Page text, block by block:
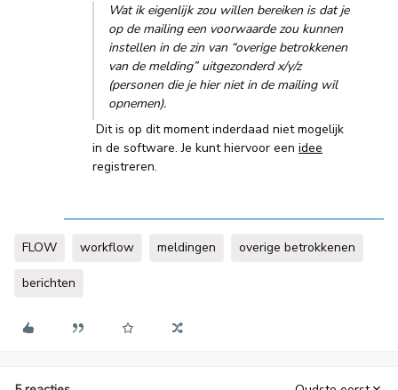
Wat ik eigenlijk zou willen bereiken is dat je
op de mailing een voorwaarde zou kunnen
instellen in de zin van “overige betrokkenen
van de melding” uitgezonderd x/y/z
(personen die je hier niet in de mailing wil
opnemen).
Dit is op dit moment inderdaad niet mogelijk
in de software. Je kunt hiervoor een idee
registreren.
FLOW workflow meldingen overige betrokkenen
berichten